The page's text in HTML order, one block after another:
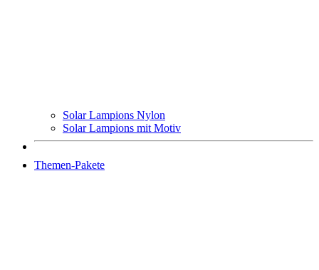
Solar Lampions Nylon
Solar Lampions mit Motiv
Themen-Pakete